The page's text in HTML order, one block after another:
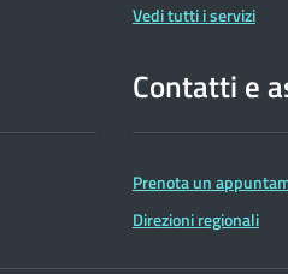
Vedi tutti i servizi
Contatti e
Prenota un
Direzioni regionali